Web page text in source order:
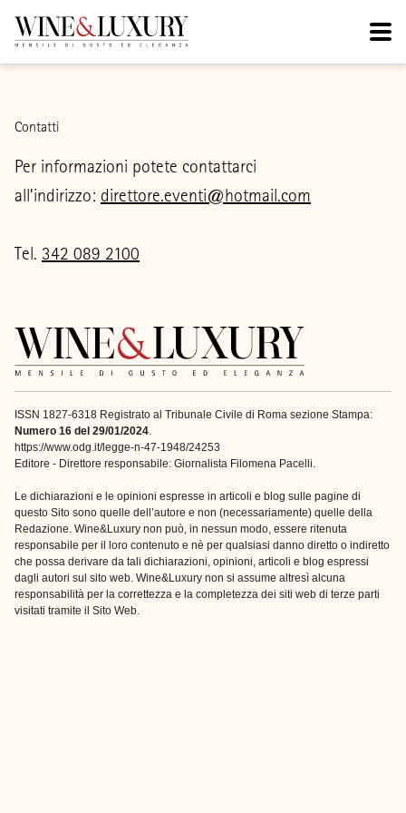
Contatti
Per informazioni potete contattarci
all’indirizzo: direttore.eventi@hotmail.com
Tel. 342 089 2100
ISSN 1827-6318 Registrato al Tribunale Civile di Roma sezione Stampa:
Numero 16 del 29/01/2024.
https://www.odg.it/legge-n-47-1948/24253
Editore - Direttore responsabile: Giornalista Filomena Pacelli.
Le dichiarazioni e le opinioni espresse in articoli e blog sulle pagine di
questo Sito sono quelle dell’autore e non (necessariamente) quelle della
Redazione. Wine&Luxury non può, in nessun modo, essere ritenuta
responsabile per il loro contenuto e nè per qualsiasi danno diretto o indiretto
che possa derivare da tali dichiarazioni, opinioni, articoli e blog espressi
dagli autori sul sito web. Wine&Luxury non si assume altresì alcuna
responsabilità per la correttezza e la completezza dei siti web di terze parti
visitati tramite il Sito Web.